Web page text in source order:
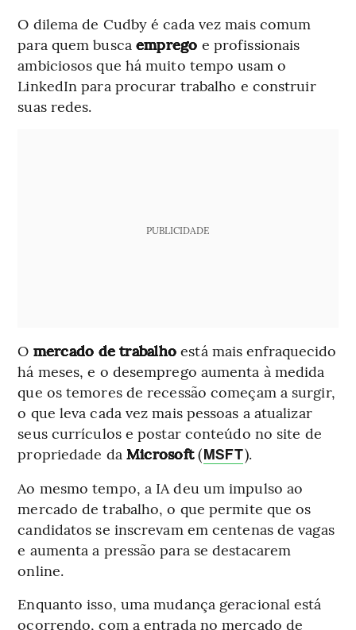
O dilema de Cudby é cada vez mais comum
para quem busca emprego e profissionais
ambiciosos que há muito tempo usam o
LinkedIn para procurar trabalho e construir
suas redes.
PUBLICIDADE
O mercado de trabalho está mais enfraquecido
há meses, e o desemprego aumenta à medida
que os temores de recessão começam a surgir,
o que leva cada vez mais pessoas a atualizar
seus currículos e postar conteúdo no site de
propriedade da Microsoft(MSFT).
Ao mesmo tempo, a IA deu um impulso ao
mercado de trabalho, o que permite que os
candidatos se inscrevam em centenas de vagas
e aumenta a pressão para se destacarem
online.
Enquanto isso, uma mudança geracional está
ocorrendo, com a entrada no mercado de